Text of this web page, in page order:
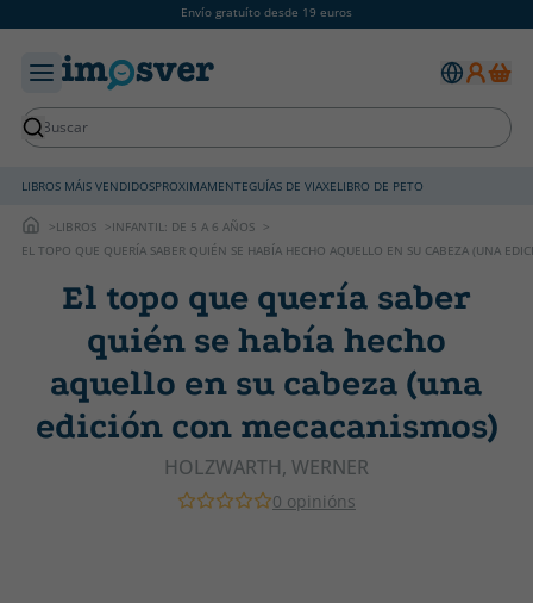
Envío gratuíto desde 19 euros
LIBROS MÁIS VENDIDOSPROXIMAMENTEGUÍAS DE VIAXELIBRO DE PETO
LIBROS
INFANTIL: DE 5 A 6 AÑOS
EL TOPO QUE QUERÍA SABER QUIÉN SE HABÍA HECHO AQUELLO EN SU CABEZA (UNA
El topo que quería saber
quién se había hecho
aquello en su cabeza (una
edición con mecacanismos)
HOLZWARTH, WERNER
0 opinións